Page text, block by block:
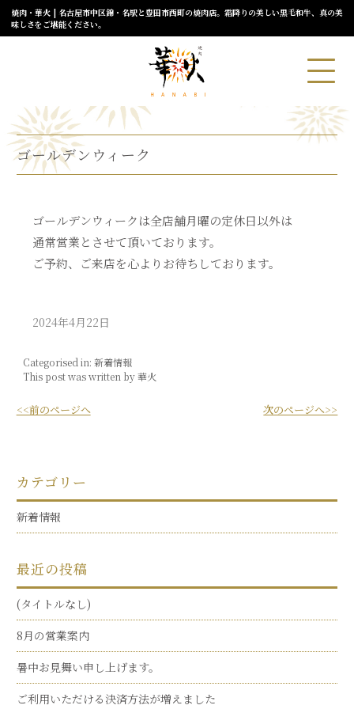
焼肉・華火 | 名古屋市中区錦・名駅と豊田市西町の焼肉店。霜降りの美しい黒毛和牛、真の美
味しさをご堪能ください。
ゴールデンウィーク
ゴールデンウィークは全店舗月曜の定休日以外は
通常営業とさせて頂いております。
ご予約、ご来店を心よりお待ちしております。
2024年4月22日
Categorised in: 新着情報
This post was written by 華火
<<前のページへ 次のページへ>>
カテゴリー
新着情報
最近の投稿
(タイトルなし)
8月の営業案内
暑中お見舞い申し上げます。
ご利用いただける決済方法が増えました